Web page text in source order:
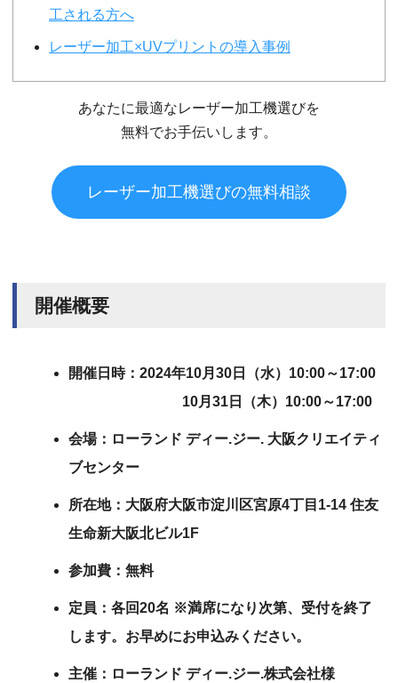
工される方へ
レーザー加工×UVプリントの導入事例
あなたに最適なレーザー加工機選びを
無料でお手伝いします。
レーザー加工機選びの無料相談
開催概要
開催日時：2024年10月30日（水）10:00～17:00
10月31日（木）10:00～17:00
会場：ローランド ディー.ジー. 大阪クリエイティ
ブセンター
所在地：大阪府大阪市淀川区宮原4丁目1-14 住友
生命新大阪北ビル1F
参加費：無料
定員：各回20名 ※満席になり次第、受付を終了
します。お早めにお申込みください。
主催：ローランド ディー.ジー.株式会社様